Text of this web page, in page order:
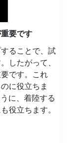
要です
ることで、試
したがって、
です。これ
に役立ちま
に、着陸する
役立ちます。